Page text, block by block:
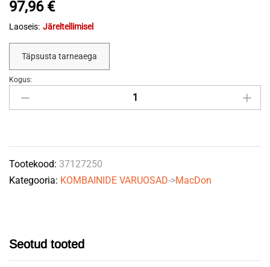
97,96 €
Laoseis: Järeltellimisel
Täpsusta tarneaega
Sõrg
pealmine
MACDON
quantity
Kogus:
Tootekood: 37127250
Kategooria: KOMBAINIDE VARUOSAD->MacDon
Seotud tooted